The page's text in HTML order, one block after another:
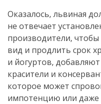
Оказалось, львиная
не отвечает
производители,
вид и продлить срок
и йогуртов,
красители и
которое может
импотенцию или даже